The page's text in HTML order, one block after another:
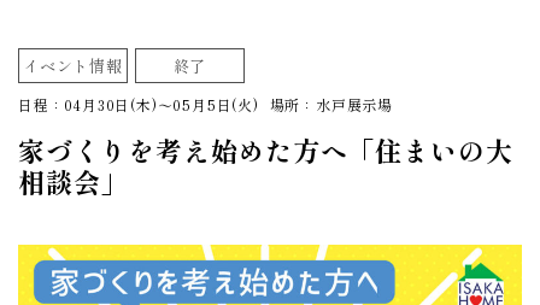
イベント情報 終了
日程：04月30日(木)～05月5日(火) 場所：水戸展示場
家づくりを考え始めた方へ「住まいの大
相談会」